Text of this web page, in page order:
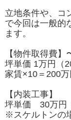
立地条件や、コ
で今回は一般的
ます。
【物件取得費
坪単価 1万円（
家賃×10＝200万
【内装工事】
坪単価 30万円
※スケルトンの